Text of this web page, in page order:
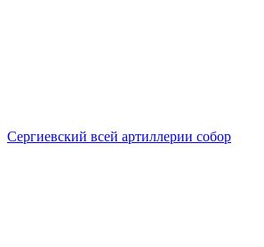
Сергиевский всей артиллерии собор